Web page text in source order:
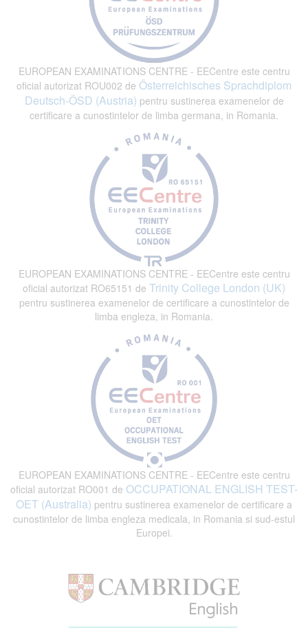
EUROPEAN EXAMINATIONS CENTRE - EECentre este centru
oficial autorizat ROU002 de Österreichisches Sprachdiplom
Deutsch-ÖSD (Austria) pentru sustinerea examenelor de
certificare a cunostintelor de limba germana, in Romania.
EUROPEAN EXAMINATIONS CENTRE - EECentre este centru
oficial autorizat RO65151 de Trinity College London (UK)
pentru sustinerea examenelor de certificare a cunostintelor de
limba engleza, in Romania.
EUROPEAN EXAMINATIONS CENTRE - EECentre este centru
oficial autorizat RO001 de OCCUPATIONAL ENGLISH TEST-
OET (Australia) pentru sustinerea examenelor de certificare a
cunostintelor de limba engleza medicala, in Romania si sud-estul
Europei.